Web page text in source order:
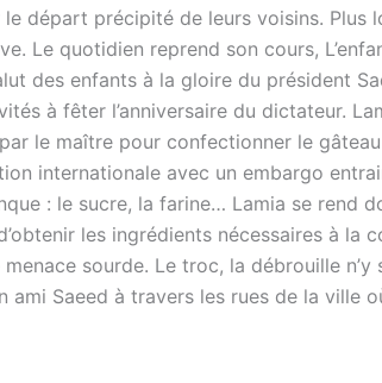
départ précipité de leurs voisins. Plus
Le quotidien reprend son cours,
des enfants à la gloire du président
à fêter l’anniversaire du dictateur.
le maître pour confectionner le
internationale avec un embargo
: le sucre, la farine… Lamia se rend
les ingrédients nécessaires à la
sourde. Le troc, la débrouille n’y
ami Saeed à travers les rues de la ville